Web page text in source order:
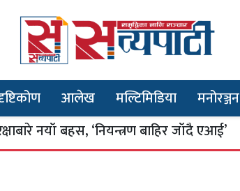
आलेख मल्टिमिडिया मनोरञ्जन
बहस, ‘नियन्त्रण बाहिर जाँदै एआई’